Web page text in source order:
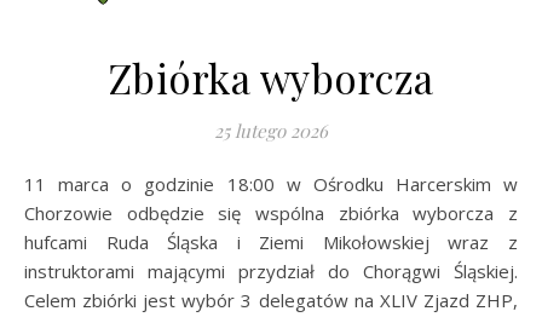
Zbiórka wyborcza
25 lutego 2026
11 marca o godzinie 18:00 w Ośrodku Harcerskim w
Chorzowie odbędzie się wspólna zbiórka wyborcza z
hufcami Ruda Śląska i Ziemi Mikołowskiej wraz z
instruktorami mającymi przydział do Chorągwi Śląskiej.
Celem zbiórki jest wybór 3 delegatów na XLIV Zjazd ZHP,